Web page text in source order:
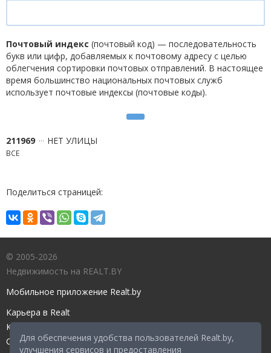
Для обеспечения удобства пользователей Realt.by,
улучшения сервисов и предоставления
Почтовый индекс (почтовый код) — последовательность
букв или цифр, добавляемых к почтовому адресу с целью
облегчения сортировки почтовых отправлений. В настоящее
время большинство национальных почтовых служб
использует почтовые индексы (почтовые коды).
211969 НЕТ УЛИЦЫ
ВСЕ
Поделиться страницей:
© 2005-2026
Недвижимость на REALT.BY
Мобильное приложение Realt.by
Карьера в Realt
Контакты редакции
Справочный центр